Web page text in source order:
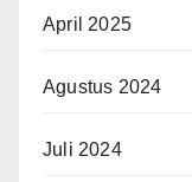
April 2025
Agustus 2024
Juli 2024